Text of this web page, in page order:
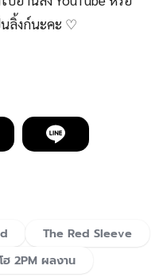
ลิ้งก์นะคะ ♡
The Red Sleeve
ฮ 2PM ผลงาน